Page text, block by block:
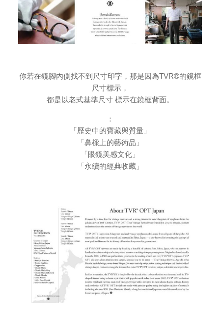
你若在鏡腳內側找不到尺寸印字，那是因為TVR®的鏡框
尺寸標示，
都是以老式基準尺寸 標示在鏡框背面。
：
「歷史中的寶藏與質量」
「鼻樑上的藝術品」
「眼鏡美感文化」
「永續的經典收藏」